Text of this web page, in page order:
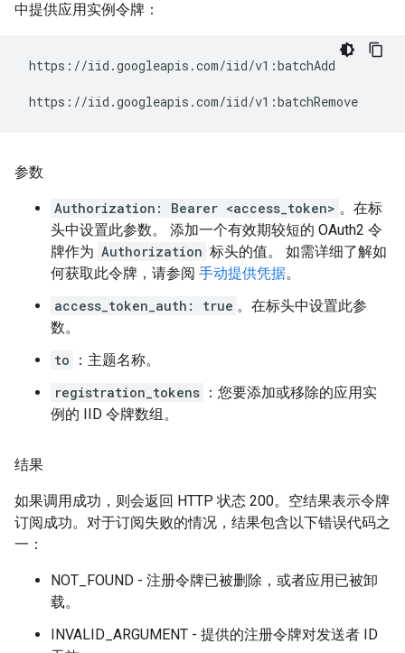
中提供应用实例令牌：
https://iid.googleapis.com/iid/v1:batchAdd
参数
Authorization: Bearer <access_token> 。在标
头中设置此参数。 添加一个有效期较短的 OAuth2 令
牌作为 Authorization 标头的值。 如需详细了解如
何获取此令牌，请参阅 手动提供凭据。
access_token_auth: true 。在标头中设置此参
数。
to
：主题名称。
registration_tokens ：您要添加或移除的应用实
例的 IID 令牌数组。
结果
如果调用成功，则会返回 HTTP 状态 200。空结果表示令牌
订阅成功。对于订阅失败的情况，结果包含以下错误代码之
一：
NOT_FOUND - 注册令牌已被删除，或者应用已被卸
载。
INVALID_ARGUMENT - 提供的注册令牌对发送者 ID